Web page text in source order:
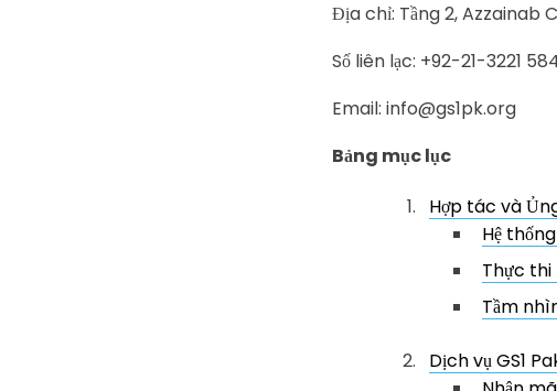
Địa chỉ: Tầng 2, Azzainab
Số liên lạc: +92-21-3221
Email: info@gs1pk.org
Bảng mục lục
Hợp tác và
Hệ
Thực thi
Tầm
Dịch vụ GS1